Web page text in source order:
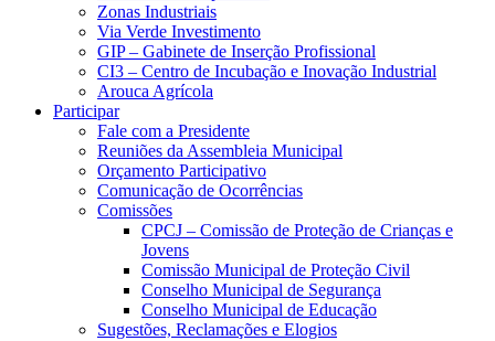
Zonas Industriais
Via Verde Investimento
GIP – Gabinete de Inserção Profissional
CI3 – Centro de Incubação e Inovação Industrial
Arouca Agrícola
Participar
Fale com a Presidente
Reuniões da Assembleia Municipal
Orçamento Participativo
Comunicação de Ocorrências
Comissões
CPCJ – Comissão de Proteção de Crianças e
Jovens
Comissão Municipal de Proteção Civil
Conselho Municipal de Segurança
Conselho Municipal de Educação
Sugestões, Reclamações e Elogios